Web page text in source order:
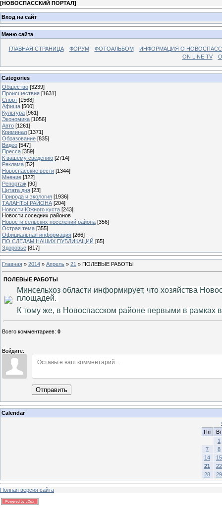
[НОВОСПАССКИЙ ПОРТАЛ]
Вход на сайт
Меню сайта
ГЛАВНАЯ СТРАНИЦА ФОРУМ ФОТОАЛЬБОМ
ИНФОРМАЦИЯ О
ON LINE TV
Categories
Общество [3239]
Происшествия [1631]
Спорт [1568]
Афиша [500]
Культура [961]
Экономика [1056]
Авто [1261]
Криминал [1371]
Образование [835]
Видео [547]
Пресса [359]
К вашему сведению [2714]
Реклама [52]
Новоспасские вести [1344]
Мнение [322]
Репортаж [90]
Цитата дня [23]
Природа и экология [1936]
ТАЛАНТЫ РАЙОНА [204]
Новости Южного куста [243]
Новости соседних районов
Новости сельских поселений района [356]
Острая тема [355]
Официальная информация [266]
ПО СЛЕДАМ НАШИХ ПУБЛИКАЦИЙ [65]
Здоровье [817]
Главная » 2014 » Апрель » 21 » ПОЛЕВЫЕ РАБОТЫ
ПОЛЕВЫЕ РАБОТЫ
Минсельхоз области информирует, что хозяйства
площадей.
К тому же, в Новоспасском районе первыми в рамках
Всего комментариев: 0
Войдите:
Отправить
Calendar
Пн
Вт
1
7
8
14
15
21
22
28
29
Полная версия сайта